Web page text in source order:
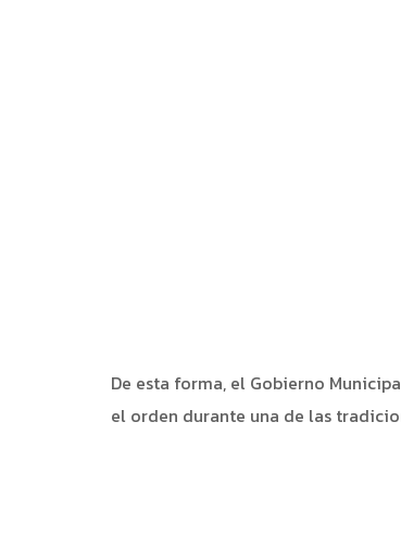
De esta forma, el Gobierno
el orden durante una de las